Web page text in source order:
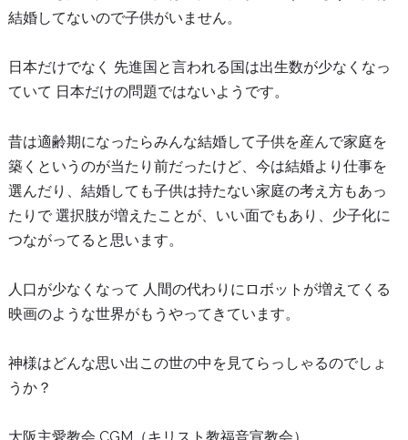
結婚してないので子供がいません。
日本だけでなく 先進国と言われる国は出生数が少なくなっ
ていて 日本だけの問題ではないようです。
昔は適齢期になったらみんな結婚して子供を産んで家庭を
築くというのが当たり前だったけど、今は結婚より仕事を
選んだり、結婚しても子供は持たない家庭の考え方もあっ
たりで 選択肢が増えたことが、いい面でもあり、少子化に
つながってると思います。
人口が少なくなって 人間の代わりにロボットが増えてくる
映画のような世界がもうやってきています。
神様はどんな思い出この世の中を見てらっしゃるのでしょ
うか？